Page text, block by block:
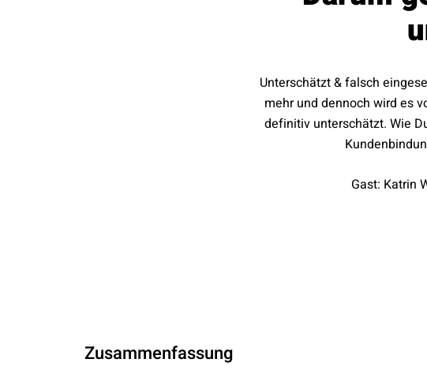
Unterschätzt & falsch
mehr und dennoch wird es
definitiv unterschätzt. Wie
Gast: Katrin
Zusammenfassung